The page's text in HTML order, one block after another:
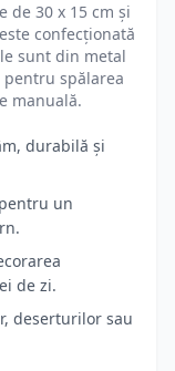
de 30 x 15 cm și
confecționată
sunt din metal
spălarea
manuală.
durabilă și
un
de zi.
deserturilor sau